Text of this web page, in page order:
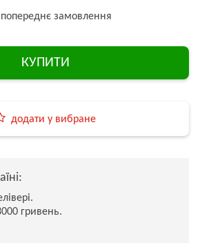
попереднє замовлення
КУПИТИ
додати у вибране
гривень.